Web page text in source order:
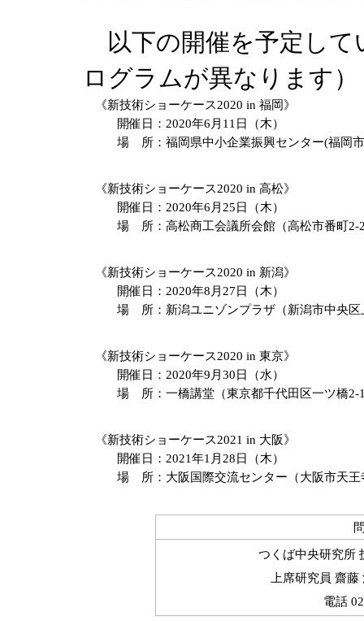
以下の開催を予定して
ログラムが異なります）
《新技術ショーケース2020 in 福岡》
開催日 ： 2020年6月11日（木）
場 所 ： 福岡県中小企業振興センター(福岡
《新技術ショーケース2020 in 高松》
開催日 ： 2020年6月25日（木）
場 所 ： 高松商工会議所会館（高松市番町2-
《新技術ショーケース2020 in 新潟》
開催日 ： 2020年8月27日（木）
場 所 ： 新潟ユニゾンプラザ（新潟市中央区
《新技術ショーケース2020 in 東京》
開催日 ： 2020年9月30日（水）
場 所 ： 一橋講堂（東京都千代田区一ツ橋2-
《新技術ショーケース2021 in 大阪》
開催日 ： 2021年1月28日（木）
場 所 ： 大阪国際交流センター（大阪市天
つくば中央研究所
上席研究員 齋藤
電話